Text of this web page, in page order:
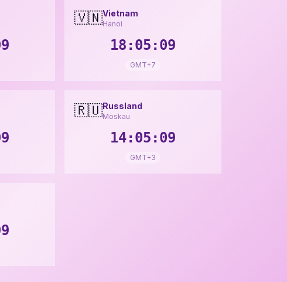
🇻🇳Vietnam
Hanoi
18:05:11
GMT+7
🇷🇺Russland
Moskau
14:05:11
GMT+3